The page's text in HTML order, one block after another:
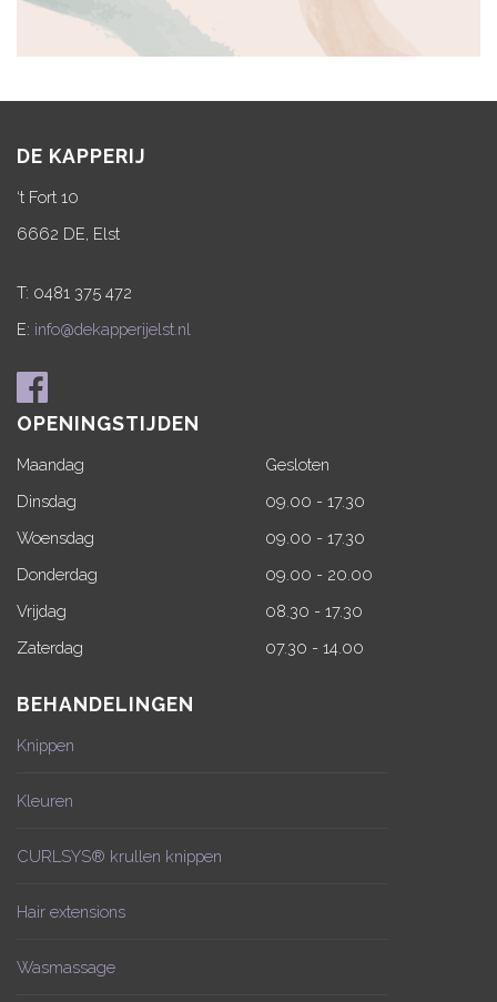
DE KAPPERIJ
‘t Fort 10
6662 DE, Elst
T: 0481 375 472
E: info@dekapperijelst.nl
OPENINGSTIJDEN
Maandag
Dinsdag
Woensdag
Donderdag
Vrijdag
Zaterdag
Gesloten
09.00 - 17.30
09.00 - 17.30
09.00 - 20.00
08.30 - 17.30
07.30 - 14.00
BEHANDELINGEN
Knippen
Kleuren
CURLSYS® krullen knippen
Hair extensions
Wasmassage